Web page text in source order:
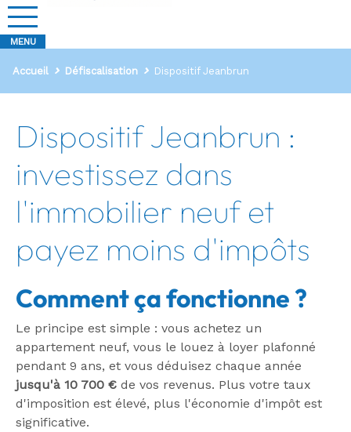
Accueil Défiscalisation Dispositif Jeanbrun
Dispositif Jeanbrun :
investissez dans
l'immobilier neuf et
payez moins d'impôts
Comment ça fonctionne ?
Le principe est simple : vous achetez un
appartement neuf, vous le louez à loyer plafonné
pendant 9 ans, et vous déduisez chaque année
jusqu'à 10 700 € de vos revenus. Plus votre taux
d'imposition est élevé, plus l'économie d'impôt est
significative.